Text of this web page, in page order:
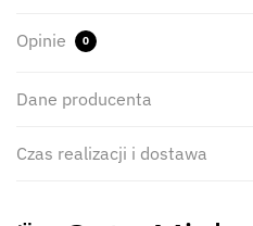
Opinie 0
Dane producenta
Czas realizacji i dostawa